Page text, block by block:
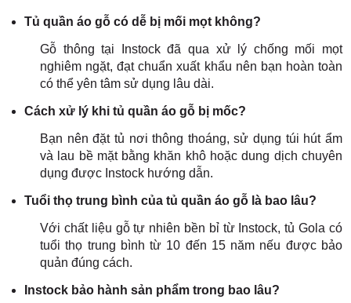
Tủ quần áo gỗ có dễ bị mối mọt không?
Gỗ thông tại Instock đã qua xử lý chống mối mọt
nghiêm ngặt, đạt chuẩn xuất khẩu nên bạn hoàn toàn
có thể yên tâm sử dụng lâu dài.
Cách xử lý khi tủ quần áo gỗ bị mốc?
Bạn nên đặt tủ nơi thông thoáng, sử dụng túi hút ẩm
và lau bề mặt bằng khăn khô hoặc dung dịch chuyên
dụng được Instock hướng dẫn.
Tuổi thọ trung bình của tủ quần áo gỗ là bao lâu?
Với chất liệu gỗ tự nhiên bền bỉ từ Instock, tủ Gola có
tuổi thọ trung bình từ 10 đến 15 năm nếu được bảo
quản đúng cách.
Instock bảo hành sản phẩm trong bao lâu?